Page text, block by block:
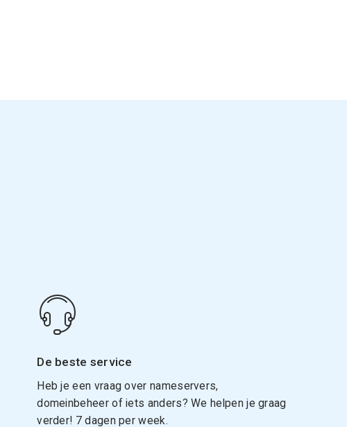
De beste service
Heb je een vraag over nameservers,
domeinbeheer of iets anders? We helpen je graag
verder! 7 dagen per week.